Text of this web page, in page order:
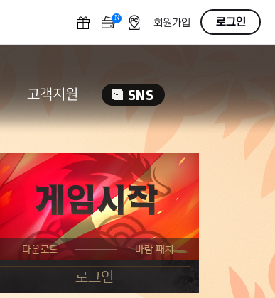
N OFF회원가입 로그인
고객지원